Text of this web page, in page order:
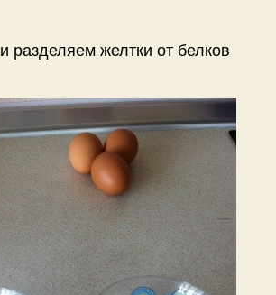
и разделяем желтки от белков